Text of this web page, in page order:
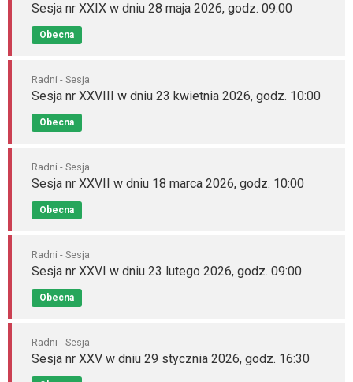
Sesja nr XXIX w dniu 28 maja 2026, godz. 09:00
Obecna
Radni - Sesja
Sesja nr XXVIII w dniu 23 kwietnia 2026, godz. 10:00
Obecna
Radni - Sesja
Sesja nr XXVII w dniu 18 marca 2026, godz. 10:00
Obecna
Radni - Sesja
Sesja nr XXVI w dniu 23 lutego 2026, godz. 09:00
Obecna
Radni - Sesja
Sesja nr XXV w dniu 29 stycznia 2026, godz. 16:30